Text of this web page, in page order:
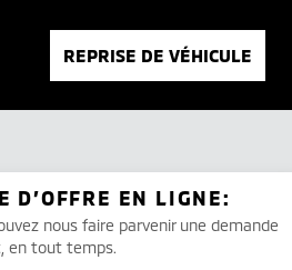
REPRISE DE VÉHICULE
D’OFFRE EN LIGNE:
nous faire parvenir une demande
en tout temps.